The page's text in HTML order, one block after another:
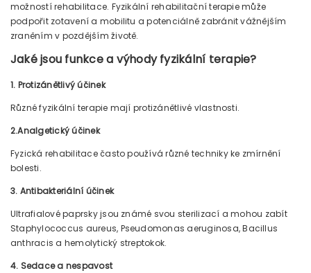
možností rehabilitace. Fyzikální rehabilitační terapie může
podpořit zotavení a mobilitu a potenciálně zabránit vážnějším
zraněním v pozdějším životě.
Jaké jsou funkce a výhody fyzikální terapie?
1. Protizánětlivý účinek
Různé fyzikální terapie mají protizánětlivé vlastnosti.
2.Analgetický účinek
Fyzická rehabilitace často používá různé techniky ke zmírnění
bolesti.
3. Antibakteriální účinek
Ultrafialové paprsky jsou známé svou sterilizací a mohou zabít
Staphylococcus aureus, Pseudomonas aeruginosa, Bacillus
anthracis a hemolytický streptokok.
4. Sedace a nespavost